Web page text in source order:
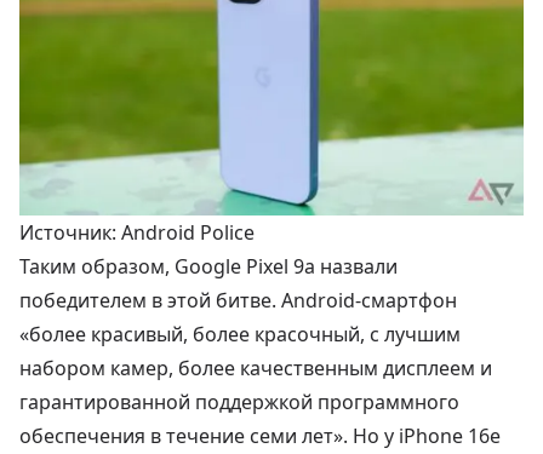
Источник: Android Police
Таким образом, Google Pixel 9a назвали
победителем в этой битве. Android-смартфон
«более красивый, более красочный, с лучшим
набором камер, более качественным дисплеем и
гарантированной поддержкой программного
обеспечения в течение семи лет». Но у iPhone 16e